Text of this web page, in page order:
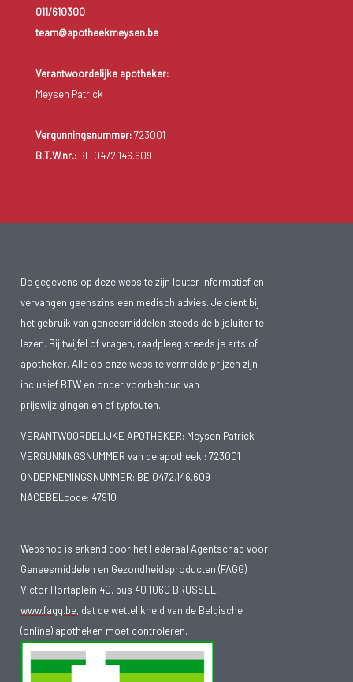
011/610300
team@apotheekmeysen.be
Verantwoordelijke apotheker:
Meysen Patrick
Vergunningsnummer:723001
B.T.W.nr.:BE 0472.146.609
De gegevens op deze website zijn louter informatief en
vervangen geenszins een medisch advies. Je dient bij
het gebruik van geneesmiddelen steeds de bijsluiter te
lezen. Bij twijfel of vragen, raadpleeg steeds je arts of
apotheker. Alle op onze website vermelde prijzen zijn
inclusief BTW en onder voorbehoud van
prijswijzigingen en of typfouten.
VERANTWOORDELIJKE APOTHEKER: Meysen Patrick
VERGUNNINGSNUMMER van de apotheek : 723001
ONDERNEMINGSNUMMER: BE 0472.146.609
NACEBELcode: 47910
Webshop is erkend door het Federaal Agentschap voor
Geneesmiddelen en Gezondheidsproducten (FAGG)
Victor Hortaplein 40, bus 40 1060 BRUSSEL,
www.fagg.be, dat de wettelikheid van de Belgische
(online) apotheken moet controleren.